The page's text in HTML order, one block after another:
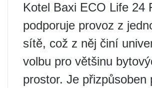
Kotel Baxi ECO Life 24
podporuje provoz z
sítě, což z něj činí
volbu pro většinu
prostor. Je přizpůsoben